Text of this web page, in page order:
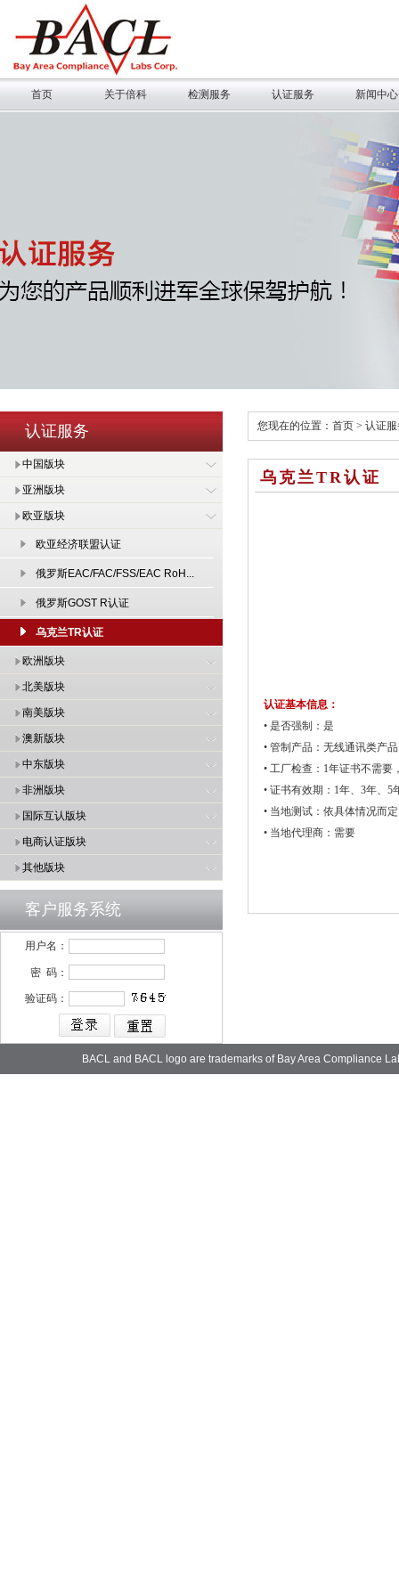
首页 关于倍科 检测服务 认证服务 新闻中心
认证服务
中国版块
亚洲版块
欧亚版块
欧亚经济联盟认证
俄罗斯EAC/FAC/FSS/EAC RoH...
俄罗斯GOST R认证
乌克兰TR认证
欧洲版块
北美版块
南美版块
澳新版块
中东版块
非洲版块
国际互认版块
电商认证版块
其他版块
客户服务系统
用户名：
密 码：
验证码：
您现在的位置： 首页 > 认证
乌克兰TR认证
认证基本信息：
• 是否强制：是
• 管制产品：无线通讯类产品
• 工厂检查：1年证书不需
• 证书有效期：1年、3年、5
• 当地测试：依具体情况而定
• 当地代理商：需要
BACL and BACL logo are trademarks of Bay Area